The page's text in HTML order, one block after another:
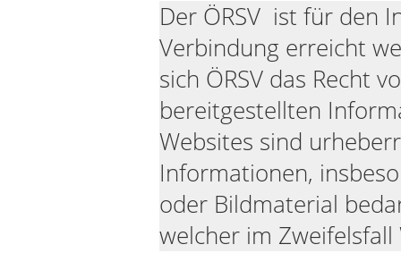
Der ÖRSV ist für den
Verbindung erreicht
sich ÖRSV das Recht
bereitgestellten
Websites sind
Informationen,
oder Bildmaterial
welcher im Zweifelsfall